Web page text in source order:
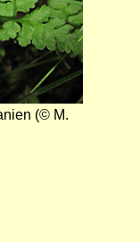
(© M.